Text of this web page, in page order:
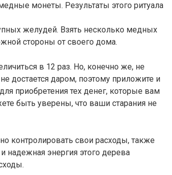
монеты. Результаты этого ритуала
желудей. Взять несколько медных
стороны от своего дома.
в 12 раз. Но, конечно же, не
достается даром, поэтому приложите и
приобретения тех денег, которые вам
быть уверены, что ваши старания не
контролировать свои расходы, также
надежная энергия этого дерева